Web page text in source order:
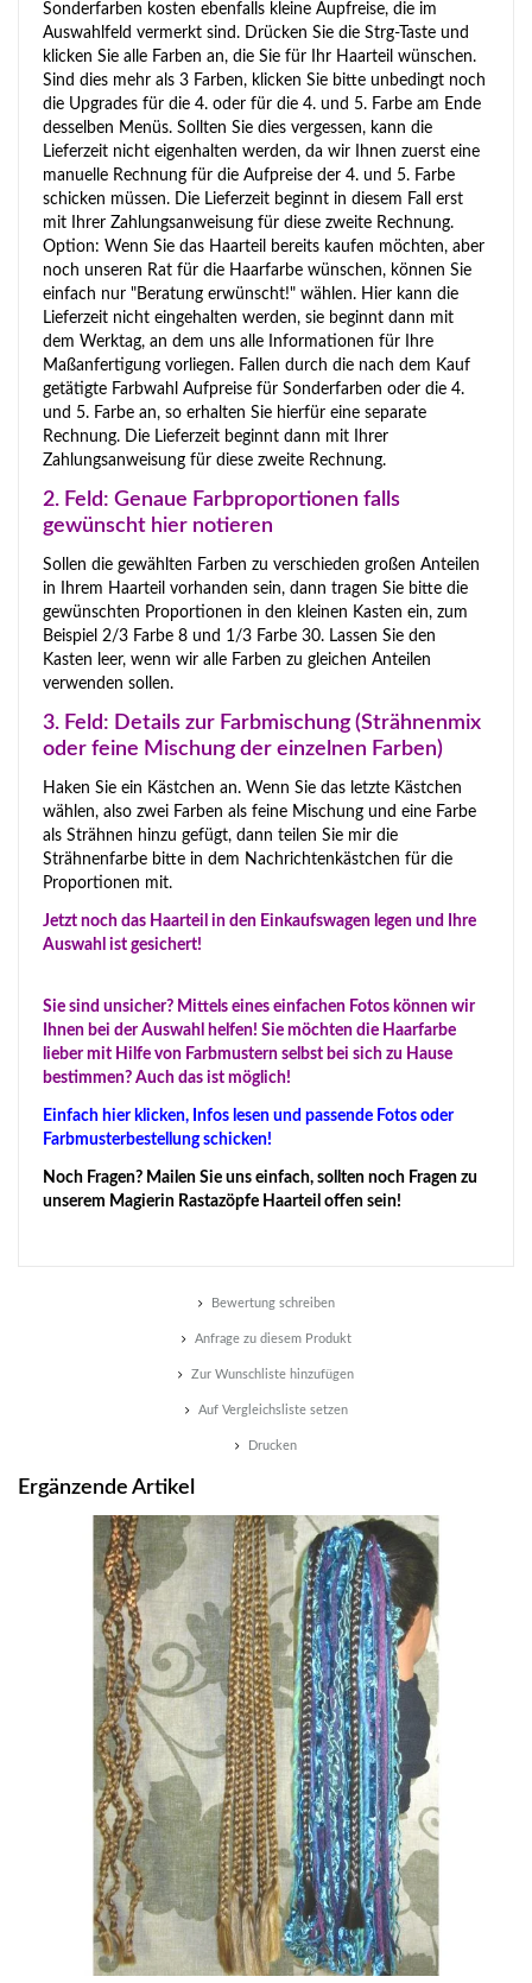
Sonderfarben kosten ebenfalls kleine Aupfreise, die im
Auswahlfeld vermerkt sind. Drücken Sie die Strg-Taste und
klicken Sie alle Farben an, die Sie für Ihr Haarteil wünschen.
Sind dies mehr als 3 Farben, klicken Sie bitte unbedingt noch
die Upgrades für die 4. oder für die 4. und 5. Farbe am Ende
desselben Menüs. Sollten Sie dies vergessen, kann die
Lieferzeit nicht eigenhalten werden, da wir Ihnen zuerst eine
manuelle Rechnung für die Aufpreise der 4. und 5. Farbe
schicken müssen. Die Lieferzeit beginnt in diesem Fall erst
mit Ihrer Zahlungsanweisung für diese zweite Rechnung.
Option: Wenn Sie das Haarteil bereits kaufen möchten, aber
noch unseren Rat für die Haarfarbe wünschen, können Sie
einfach nur "Beratung erwünscht!" wählen. Hier kann die
Lieferzeit nicht eingehalten werden, sie beginnt dann mit
dem Werktag, an dem uns alle Informationen für Ihre
Maßanfertigung vorliegen. Fallen durch die nach dem Kauf
getätigte Farbwahl Aufpreise für Sonderfarben oder die 4.
und 5. Farbe an, so erhalten Sie hierfür eine separate
Rechnung. Die Lieferzeit beginnt dann mit Ihrer
Zahlungsanweisung für diese zweite Rechnung.
2. Feld: Genaue Farbproportionen falls
gewünscht hier notieren
Sollen die gewählten Farben zu verschieden großen Anteilen
in Ihrem Haarteil vorhanden sein, dann tragen Sie bitte die
gewünschten Proportionen in den kleinen Kasten ein, zum
Beispiel 2/3 Farbe 8 und 1/3 Farbe 30. Lassen Sie den
Kasten leer, wenn wir alle Farben zu gleichen Anteilen
verwenden sollen.
3. Feld: Details zur Farbmischung (Strähnenmix
oder feine Mischung der einzelnen Farben)
Haken Sie ein Kästchen an. Wenn Sie das letzte Kästchen
wählen, also zwei Farben als feine Mischung und eine Farbe
als Strähnen hinzu gefügt, dann teilen Sie mir die
Strähnenfarbe bitte in dem Nachrichtenkästchen für die
Proportionen mit.
Jetzt noch das Haarteil in den Einkaufswagen legen und Ihre
Auswahl ist gesichert!
Sie sind unsicher? Mittels eines einfachen Fotos können wir
Ihnen bei der Auswahl helfen! Sie möchten die Haarfarbe
lieber mit Hilfe von Farbmustern selbst bei sich zu Hause
bestimmen? Auch das ist möglich!
Einfach hier klicken, Infos lesen und passende Fotos oder
Farbmusterbestellung schicken!
Noch Fragen? Mailen Sie uns einfach, sollten noch Fragen zu
unserem Magierin Rastazöpfe Haarteil offen sein!
Bewertung schreiben
Anfrage zu diesem Produkt
Zur Wunschliste hinzufügen
Auf Vergleichsliste setzen
Drucken
Ergänzende Artikel